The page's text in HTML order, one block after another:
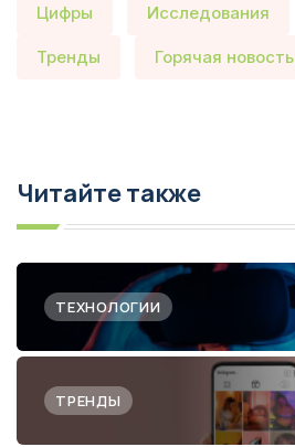
Цифры Исследования
Тренды Горячая новость
Читайте также
ТЕХНОЛОГИИ
ТРЕНДЫ